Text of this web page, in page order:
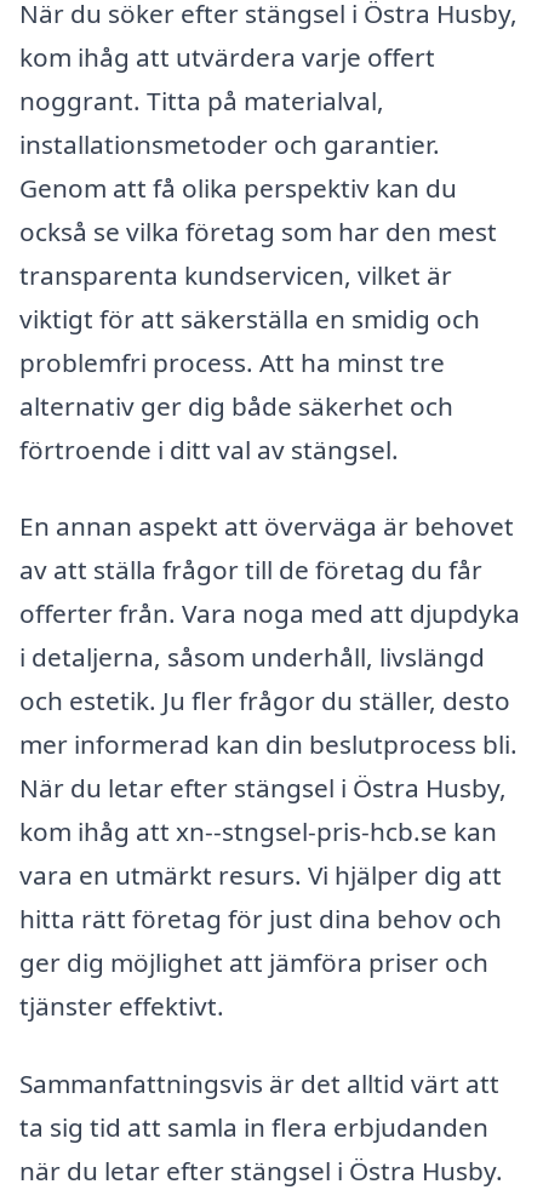
När du söker efter stängsel i Östra Husby,
kom ihåg att utvärdera varje offert
noggrant. Titta på materialval,
installationsmetoder och garantier.
Genom att få olika perspektiv kan du
också se vilka företag som har den mest
transparenta kundservicen, vilket är
viktigt för att säkerställa en smidig och
problemfri process. Att ha minst tre
alternativ ger dig både säkerhet och
förtroende i ditt val av stängsel.
En annan aspekt att överväga är behovet
av att ställa frågor till de företag du får
offerter från. Vara noga med att djupdyka
i detaljerna, såsom underhåll, livslängd
och estetik. Ju fler frågor du ställer, desto
mer informerad kan din beslutprocess bli.
När du letar efter stängsel i Östra Husby,
kom ihåg att xn--stngsel-pris-hcb.se kan
vara en utmärkt resurs. Vi hjälper dig att
hitta rätt företag för just dina behov och
ger dig möjlighet att jämföra priser och
tjänster effektivt.
Sammanfattningsvis är det alltid värt att
ta sig tid att samla in flera erbjudanden
när du letar efter stängsel i Östra Husby.